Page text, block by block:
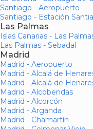
Santiago - Aeropuerto
Santiago - Estación
Las Palmas
Islas Canarias - Las
Las Palmas - Sebadal
Madrid
Madrid - Aeropuerto
Madrid - Alcalá de
Madrid - Alcalá de
Madrid - Alcobendas
Madrid - Alcorcón
Madrid - Arganda
Madrid - Chamartín